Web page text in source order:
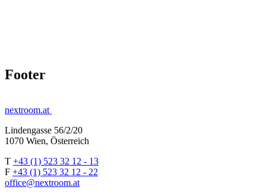
Footer
nextroom.at
Lindengasse 56/2/20
1070 Wien, Österreich
T +43 (1) 523 32 12 - 13
F +43 (1) 523 32 12 - 22
office@nextroom.at